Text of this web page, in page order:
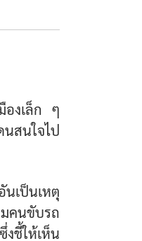
องเล็ก ๆ
สนใจไป
เป็นเหตุ
มคนขับรถ
งชี้ให้เห็น